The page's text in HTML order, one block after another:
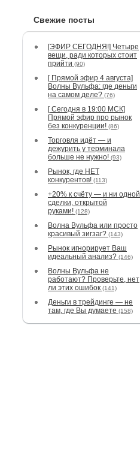
Свежие посты
[ЭФИР СЕГОДНЯ!] Четыре
вещи, ради которых стоит
прийти (90)
[ Прямой эфир 4 августа]
Волны Вульфа: где деньги
на самом деле? (76)
[ Сегодня в 19:00 МСК]
Прямой эфир про рынок
без конкуренции! (86)
Торговля идёт — и
дежурить у терминала
больше не нужно! (93)
Рынок, где НЕТ
конкурентов! (113)
+20% к счёту — и ни одной
сделки, открытой
руками! (128)
Волна Вульфа или просто
красивый зигзаг? (143)
Рынок игнорирует Ваш
идеальный анализ? (146)
Волны Вульфа не
работают? Проверьте, нет
ли этих ошибок (141)
Деньги в трейдинге — не
там, где Вы думаете (158)